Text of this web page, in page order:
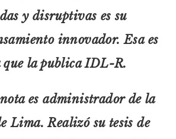
y disruptivas es su
innovador. Esa es
que la publica IDL-R.
es administrador de la
Lima. Realizó su tesis de